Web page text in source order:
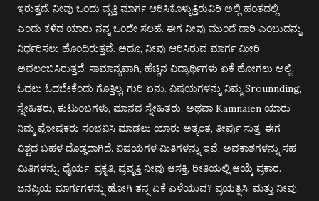
ಇರುತ್ತದೆ. ನೀವು ಒಂದು ವೃತ್ತಿ ಮಾರ್ಗ ಆರಿಸಿಕೊಳ್ಳುತ್ತಿರುವಿರಿ ಅಲ್ಲಿ ಹಂತದಲ್ಲಿ
ಎಂದು ಕಳೆದ ಯಾರು ನನ್ನ ಒಂದೇ ಸಲಹೆ. ಈಗ ನೀವು ಮುಂದೆ ದಾರಿ ಎಂಬುದನ್ನು
ನಿರ್ಧರಿಸಲು ಹೊಂದಿರುತ್ತವೆ. ಅದೂ, ನೀವು ಆರಿಸಿರುವ ಮಾರ್ಗ ಮೀರಿ
ಅವಲಂಬಿಸಿರುತ್ತದೆ. ಸಾಮಾನ್ಯವಾಗಿ, ಹೆಚ್ಚಿನ ವಿದ್ಯಾರ್ಥಿಗಳು ಏಕೆ ಹೋಗಲು ಅಲ್ಲಿ,
ಓದಲು ಓದಬೇಕೆಂದು ಗೊತ್ತಿಲ್ಲ, ಗುರಿ ಏನು. ವಿಷಯಗಳನ್ನು ನಿಮ್ಮ Srounnding,
ಸ್ನೇಹಿತರು, ಕುಟುಂಬಗಳು, ಮಾನವ ಸ್ನೇಹಿತರು, ಅಥವಾ Kamnaien ಯಾರು
ನಿಮ್ಮ ಪೋಷಕರು ಸಂಭವಿಸಿ ಮಾಡಲು ಯಾರು ಅತ್ಯಂತ, ತೀರ್ಪು ಸುತ್ತ. ಈಗ
ವಿಶ್ವದ ಬಹಳ ದೊಡ್ಡದಾಗಿದೆ. ವಿಷಯಗಳ ಮಿತಿಗಳನ್ನು ಇವೆ, ಅವಕಾಶಗಳನ್ನು ಸಹ
ಮಿತಿಗಳನ್ನು. ಧೈರ್ಯ, ಪ್ರಕೃತಿ, ಪ್ರವೃತ್ತಿ ನೀವು ಆಸಕ್ತಿ, ರೀತಿಯಲ್ಲಿ ಆಯ್ಕೆ ಪ್ರಕಾರ.
ಜನಪ್ರಿಯ ಮಾರ್ಗಗಳನ್ನು ಹೋಗಿ ತನ್ನ ಏಕೆ ಎಳೆಯುವ? ಪ್ರಯತ್ನಿಸಿ. ಮತ್ತು ನೀವು,